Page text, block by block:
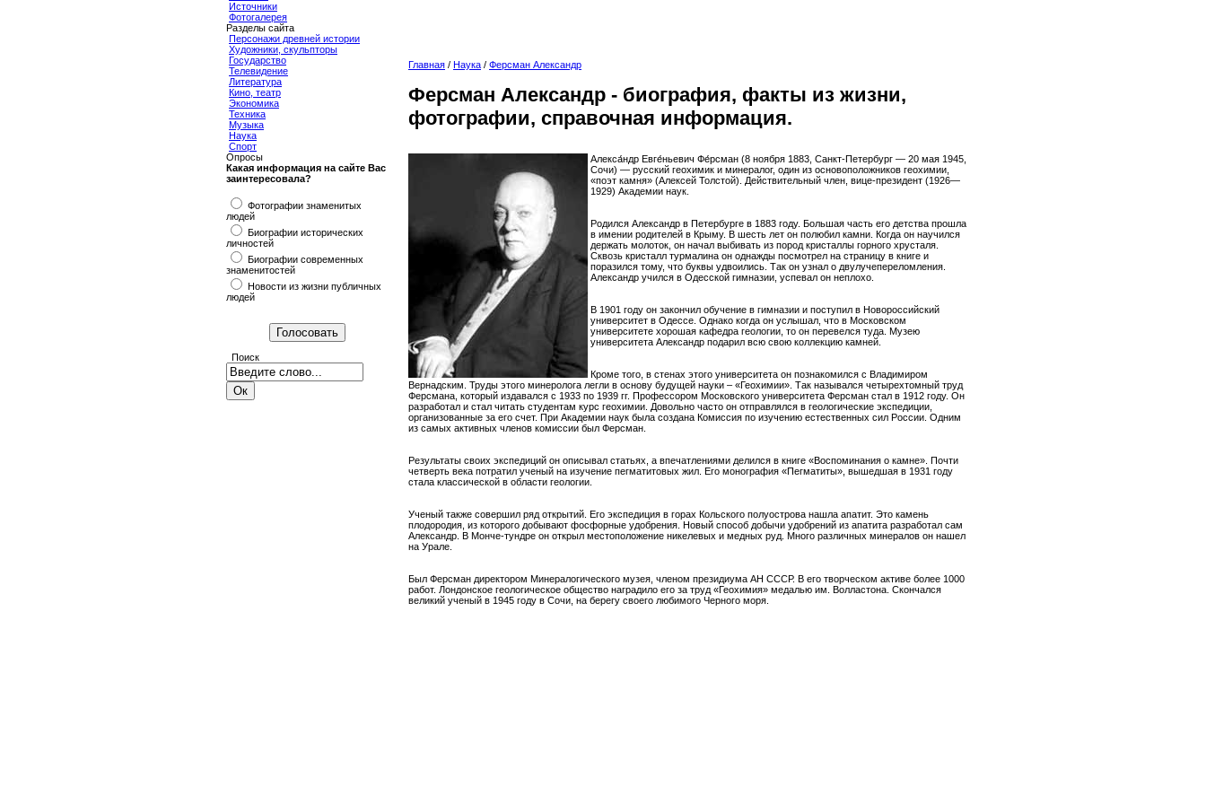
Источники
Фотогалерея
Разделы сайта
Персонажи древней истории
Художники, скульпторы
Государство
Телевидение
Литература
Кино, театр
Экономика
Техника
Музыка
Наука
Спорт
Опросы
Какая информация на сайте Вас
заинтересовала?
Фотографии знаменитых
людей
Биографии исторических
личностей
Биографии современных
знаменитостей
Новости из жизни публичных
людей
Поиск
Главная / Наука / Ферсман Александр
Ферсман Александр - биография, факты из жизни,
фотографии, справочная информация.
Алекса́ндр Евге́ньевич Фе́рсман (8 ноября 1883, Санкт-Петербург — 20 мая 1945,
Сочи) — русский геохимик и минералог, один из основоположников геохимии,
«поэт камня» (Алексей Толстой). Действительный член, вице-президент (1926—
1929) Академии наук.
Родился Александр в Петербурге в 1883 году. Большая часть его детства прошла
в имении родителей в Крыму. В шесть лет он полюбил камни. Когда он научился
держать молоток, он начал выбивать из пород кристаллы горного хрусталя.
Сквозь кристалл турмалина он однажды посмотрел на страницу в книге и
поразился тому, что буквы удвоились. Так он узнал о двулучепереломления.
Александр учился в Одесской гимназии, успевал он неплохо.
В 1901 году он закончил обучение в гимназии и поступил в Новороссийский
университет в Одессе. Однако когда он услышал, что в Московском
университете хорошая кафедра геологии, то он перевелся туда. Музею
университета Александр подарил всю свою коллекцию камней.
Кроме того, в стенах этого университета он познакомился с Владимиром
Вернадским. Труды этого минеролога легли в основу будущей науки – «Геохимии». Так назывался четырехтомный труд
Ферсмана, который издавался с 1933 по 1939 гг. Профессором Московского университета Ферсман стал в 1912 году. Он
разработал и стал читать студентам курс геохимии. Довольно часто он отправлялся в геологические экспедиции,
организованные за его счет. При Академии наук была создана Комиссия по изучению естественных сил России. Одним
из самых активных членов комиссии был Ферсман.
Результаты своих экспедиций он описывал статьях, а впечатлениями делился в книге «Воспоминания о камне». Почти
четверть века потратил ученый на изучение пегматитовых жил. Его монография «Пегматиты», вышедшая в 1931 году
стала классической в области геологии.
Ученый также совершил ряд открытий. Его экспедиция в горах Кольского полуострова нашла апатит. Это камень
плодородия, из которого добывают фосфорные удобрения. Новый способ добычи удобрений из апатита разработал сам
Александр. В Монче-тундре он открыл местоположение никелевых и медных руд. Много различных минералов он нашел
на Урале.
Был Ферсман директором Минералогического музея, членом президиума АН СССР. В его творческом активе более 1000
работ. Лондонское геологическое общество наградило его за труд «Геохимия» медалью им. Волластона. Скончался
великий ученый в 1945 году в Сочи, на берегу своего любимого Черного моря.